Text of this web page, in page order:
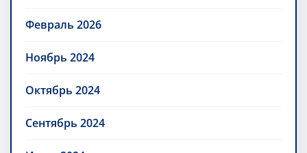
Февраль 2026
Ноябрь 2024
Октябрь 2024
Сентябрь 2024